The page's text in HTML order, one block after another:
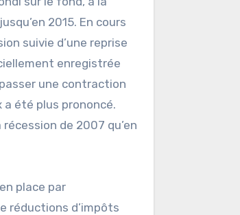
2015. En cours
suivie d’une reprise
enregistrée
une contraction
été plus prononcé.
de 2007 qu’en
place par
réductions d’impôts